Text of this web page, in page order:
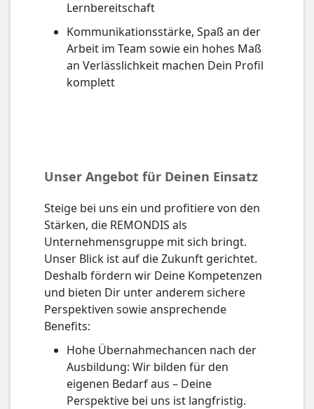
Lernbereitschaft
Kommunikationsstärke, Spaß an der
Arbeit im Team sowie ein hohes Maß
an Verlässlichkeit machen Dein Profil
komplett
Unser Angebot für Deinen Einsatz
Steige bei uns ein und profitiere von den
Stärken, die REMONDIS als
Unternehmensgruppe mit sich bringt.
Unser Blick ist auf die Zukunft gerichtet.
Deshalb fördern wir Deine Kompetenzen
und bieten Dir unter anderem sichere
Perspektiven sowie ansprechende
Benefits:
Hohe Übernahmechancen nach der
Ausbildung: Wir bilden für den
eigenen Bedarf aus – Deine
Perspektive bei uns ist langfristig.